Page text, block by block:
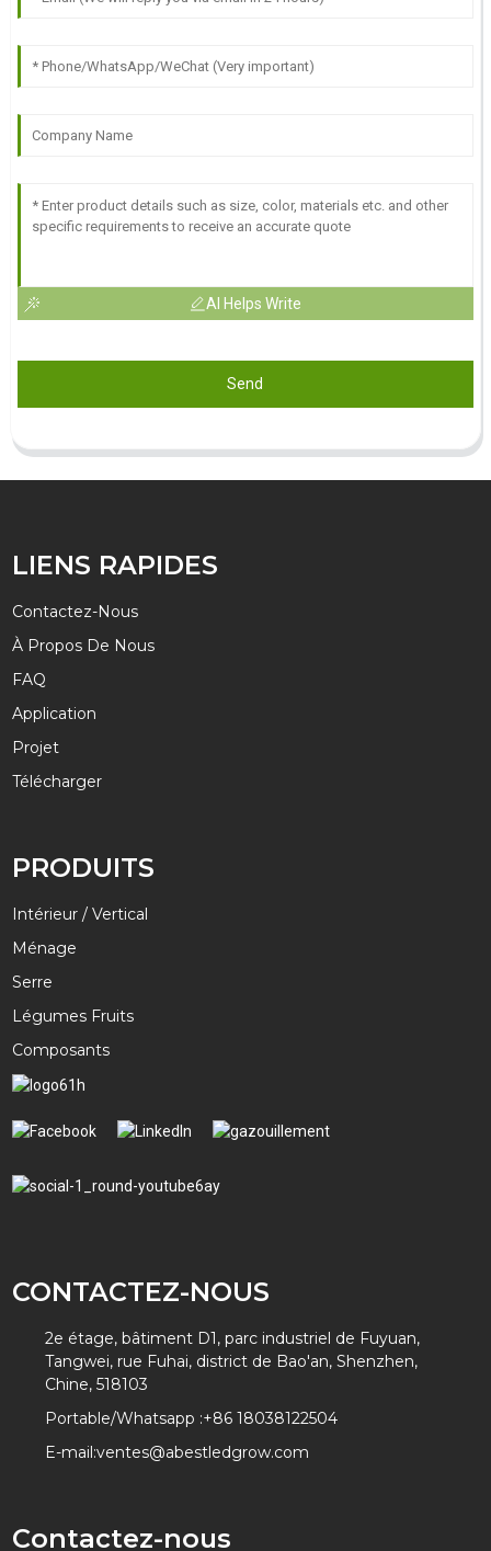
AI Helps Write
Send
LIENS RAPIDES
Contactez-Nous
À Propos De Nous
FAQ
Application
Projet
Télécharger
PRODUITS
Intérieur / Vertical
Ménage
Serre
Légumes Fruits
Composants
CONTACTEZ-NOUS
2e étage, bâtiment D1, parc industriel de Fuyuan,
Tangwei, rue Fuhai, district de Bao'an, Shenzhen,
Chine, 518103
Portable/Whatsapp :+86 18038122504
E-mail:ventes@abestledgrow.com
Contactez-nous